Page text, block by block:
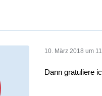
10. März 2018 um
Dann gratuliere